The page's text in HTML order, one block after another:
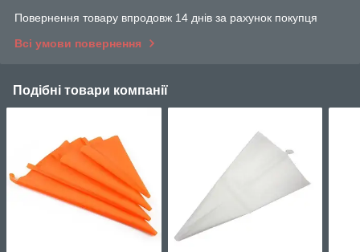
Повернення товару впродовж 14 днів за рахунок покупця
Всі умови повернення
Подібні товари компанії